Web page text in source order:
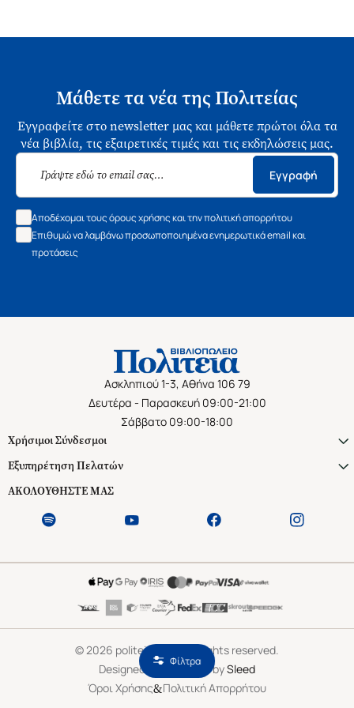
Φίλτρα
Μάθετε τα νέα της Πολιτείας
Εγγραφείτε στο newsletter μας και μάθετε πρώτοι όλα τα
νέα βιβλία, τις εξαιρετικές τιμές και τις εκδηλώσεις μας.
Εγγραφή
Αποδέχομαι τους όρους χρήσης και την πολιτική απορρήτου
Επιθυμώ να λαμβάνω προσωποποιημένα ενημερωτικά email και
προτάσεις
Ασκληπιού 1-3, Αθήνα 106 79
Δευτέρα - Παρασκευή 09:00-21:00
Σάββατο 09:00-18:00
Χρήσιμοι Σύνδεσμοι
Εξυπηρέτηση Πελατών
ΑΚΟΛΟΥΘΗΣΤΕ ΜΑΣ
©2026 politeianet.gr All rights reserved.
Designed & Developed bySleed
Όροι Χρήσης&Πολιτική Απορρήτου